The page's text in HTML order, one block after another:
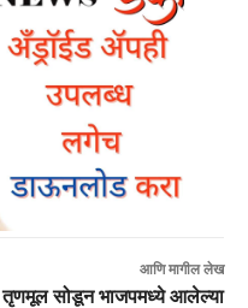
आणि मागील लेख
तृणमूल सोडून भाजपमध्ये आलेल्या